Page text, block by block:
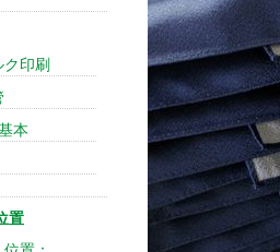
印刷
本
置